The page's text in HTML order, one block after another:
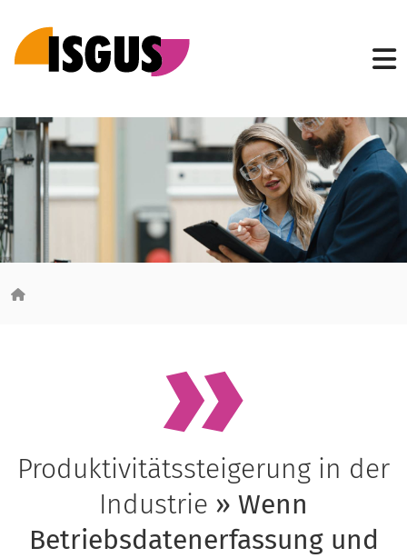
Produktivitätssteigerung in der
Industrie » Wenn
Betriebsdatenerfassung und